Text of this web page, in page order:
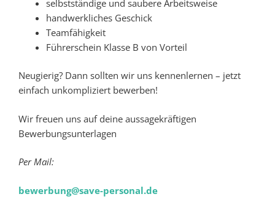
selbstständige und saubere Arbeitsweise
handwerkliches Geschick
Teamfähigkeit
Führerschein Klasse B von Vorteil
Neugierig? Dann sollten wir uns kennenlernen – jetzt
einfach unkompliziert bewerben!
Wir freuen uns auf deine aussagekräftigen
Bewerbungsunterlagen
Per Mail:
bewerbung@save-personal.de